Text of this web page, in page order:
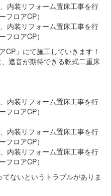
CP」にて施工していきます！
遮音が期待できる乾式二重床
ないというトラブルがありま